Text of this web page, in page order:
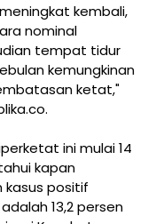
kembali,
nominal
tempat tidur
kemungkinan
ketat,"
ini mulai 14
kapan
kasus positif
13,2 persen